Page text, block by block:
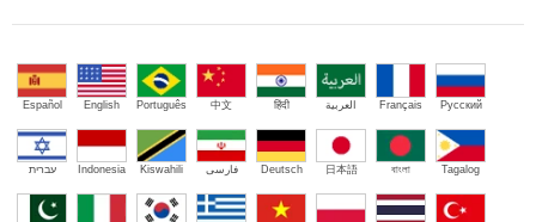
Español English Português 中文 हिंदी العربية Français Русский
עברית Indonesia Kiswahili فارسی Deutsch 日本語 বাংলা Tagalog